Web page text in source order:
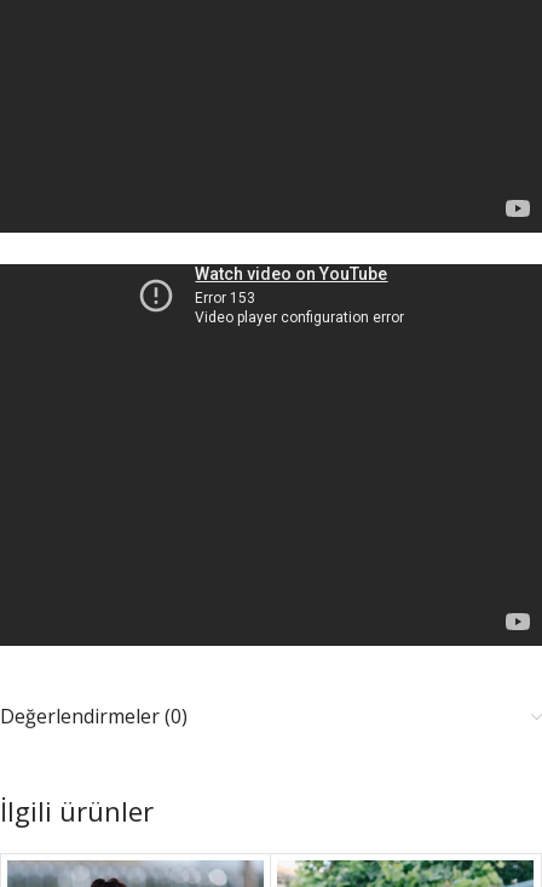
Değerlendirmeler (0)
İlgili ürünler